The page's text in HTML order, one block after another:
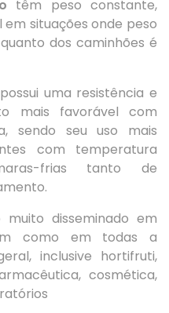
têm peso constante,
situações onde peso
dos caminhões é
uma resistência e
mais favorável com
sendo seu uso mais
com temperatura
frias tanto de
disseminado em
como em todas a
inclusive hortifruti,
cosmética,